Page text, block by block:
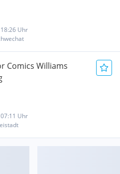
Uhr
Comics Williams
Uhr